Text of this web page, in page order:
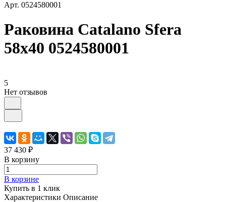
Арт. 0524580001
Раковина Catalano Sfera
58x40 0524580001
5
Нет отзывов
37 430 ₽
В корзину
В корзине
Купить в 1 клик
Характеристики Описание